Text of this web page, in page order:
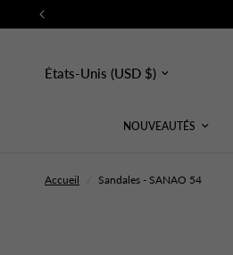
Mettre
à
NOUVEAUTÉS
Accueil Sandales - SANAO 54